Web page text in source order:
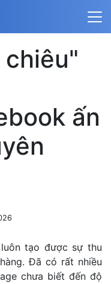
ấn
tạo được sự thu
Đã có rất nhiều
chưa biết đến độ